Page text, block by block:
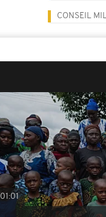
CONSEIL
01:01